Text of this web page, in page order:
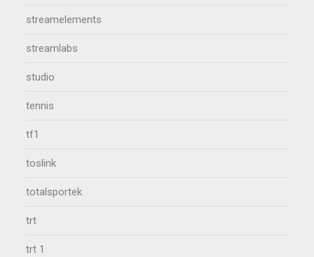
streamelements
streamlabs
studio
tennis
tf1
toslink
totalsportek
trt
trt 1